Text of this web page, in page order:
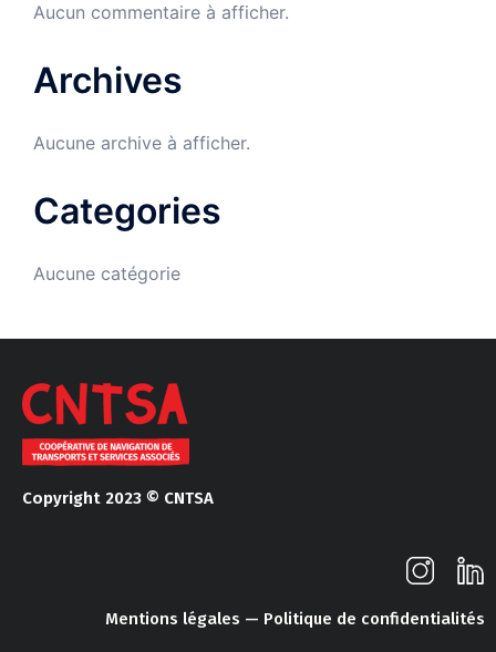
Aucun commentaire à afficher.
Archives
Aucune archive à afficher.
Categories
Aucune catégorie
Copyright 2023 © CNTSA
Mentions légales — Politique de confidentialités